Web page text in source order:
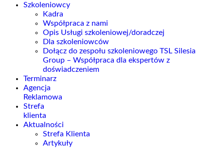
Szkoleniowcy
Kadra
Współpraca z nami
Opis Usługi szkoleniowej/doradczej
Dla szkoleniowców
Dołącz do zespołu szkoleniowego TSL Silesia
Group – Współpraca dla ekspertów z
doświadczeniem
Terminarz
Agencja
Reklamowa
Strefa
klienta
Aktualności
Strefa Klienta
Artykuły